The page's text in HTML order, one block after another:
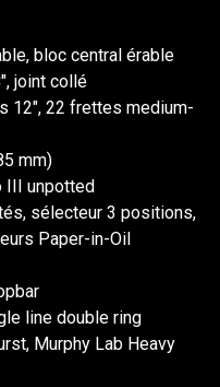
bloc central érable
joint collé
12", 22 frettes medium-
mm)
III unpotted
sélecteur 3 positions,
Paper-in-Oil
line double ring
Murphy Lab Heavy